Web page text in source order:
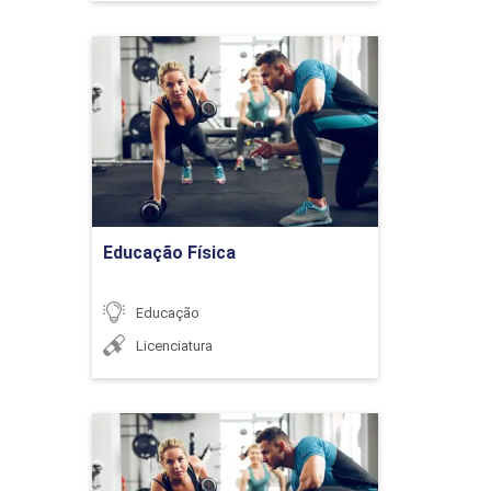
Processos psicológicos da
aprendizagem
NEUROCIÊNCIA E SUA
Introdução à neurociência
Educação Física
Educação
Licenciatura
Educação Física
Detalhes do curso
Ir para Inscrição
Educação Física
Detalhes do curso